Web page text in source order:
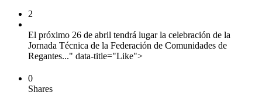
2
El próximo 26 de abril tendrá lugar la celebración de la
Jornada Técnica de la Federación de Comunidades de
Regantes..." data-title="Like">
0
Shares